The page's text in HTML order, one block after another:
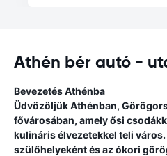
Athén bér autó -
Bevezetés Athénba
Üdvözöljük Athénban,
fővárosában, amely ősi
kulináris élvezetekkel teli
szülőhelyeként és az ókori